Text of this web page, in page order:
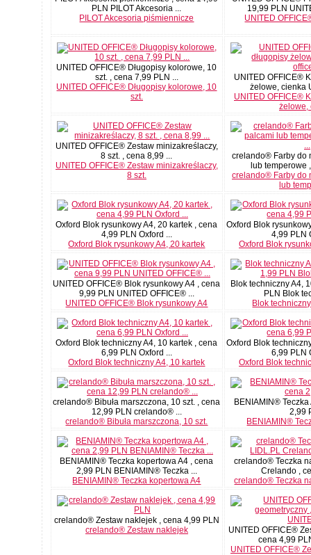
PLN PILOT Akcesoria ...
PILOT Akcesoria piśmiennicze
19,99 PLN
UNITED
UNITED OFFICE® Długopisy kolorowe, 10
szt. , cena 7,99 PLN ...
UNITED OFFICE® Długopisy kolorowe, 10
szt.
UNITED OFFICE®
żelowe, cienka
UNITED OFFICE®
żelowe,
UNITED OFFICE® Zestaw minizakreślaczy,
8 szt. , cena 8,99 ...
UNITED OFFICE® Zestaw minizakreślaczy,
8 szt.
crelando® Farby do
lub temperowe
crelando® Farby do
lub
Oxford Blok rysunkowy A4, 20 kartek , cena
4,99 PLN Oxford ...
Oxford Blok rysunkowy A4, 20 kartek
Oxford Blok
4,99 PLN
Oxford Blok
UNITED OFFICE® Blok rysunkowy A4 , cena
9,99 PLN UNITED OFFICE® ...
UNITED OFFICE® Blok rysunkowy A4
Blok techniczny A4,
PLN Blok
Blok
Oxford Blok techniczny A4, 10 kartek , cena
6,99 PLN Oxford ...
Oxford Blok techniczny A4, 10 kartek
Oxford Blok
6,99 PLN
Oxford Blok
crelando® Bibuła marszczona, 10 szt. , cena
12,99 PLN crelando® ...
crelando® Bibuła marszczona, 10 szt.
BENIAMIN®
2,99
BENIAMIN®
BENIAMIN® Teczka kopertowa A4 , cena
2,99 PLN BENIAMIN® Teczka ...
BENIAMIN® Teczka kopertowa A4
crelando® Teczka
Crelando ,
crelando® Teczka
crelando® Zestaw naklejek , cena 4,99 PLN
crelando® Zestaw naklejek
UNITED OFFICE®
cena 4,99
UNITED OFFICE®